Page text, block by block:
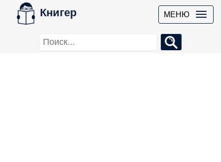
Книгер МЕНЮ